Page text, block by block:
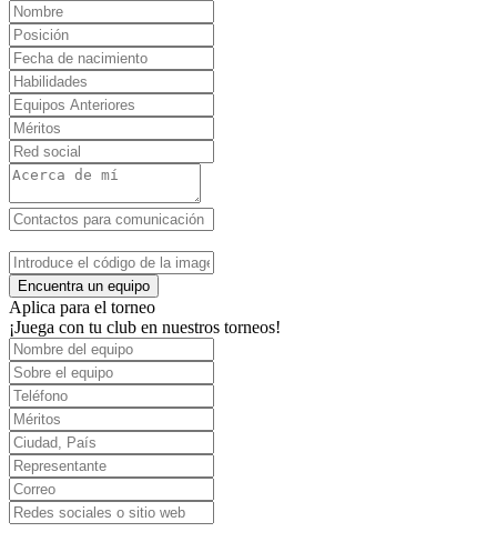
Encuentra un equipo
Aplica para el torneo
¡Juega con tu club en nuestros torneos!